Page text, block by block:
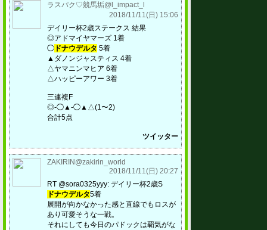
ラスパク♡競馬垢@l_impact_l
2018/11/11(日) 15:06
デイリー杯2歳ステークス 結果
◎アドマイヤマーズ 1着
◯ ドナウデルタ 5着
▲ダノンジャスティス 4着
△ヤマニンマヒア 6着
△ハッピーアワー 3着
三連複F
◎-◯▲-◯▲△(1〜2)
合計5点
ツイッター
ZAKIRIN@zakirin_world
2018/11/11(日) 20:27
RT @sora0325yyy: デイリー杯2歳S
ドナウデルタ5着
展開が向かなかった感と直線でもロスが
あり可愛そうな一戦。
それにしても今日のパドックは覇気がな